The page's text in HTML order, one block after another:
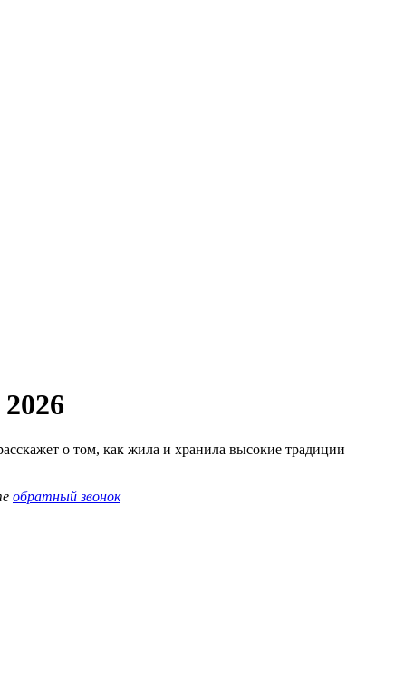
о том, как жила и хранила высокие традиции
обратный звонок